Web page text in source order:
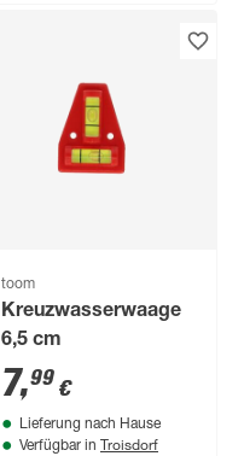
toom
Kreuzwasserwaage
6,5 cm
7,99 €
Lieferung nach Hause
Verfügbar in Troisdorf